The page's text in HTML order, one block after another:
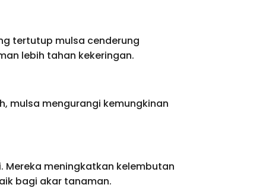
tertutup mulsa cenderung
lebih tahan kekeringan.
mulsa mengurangi kemungkinan
meningkatkan kelembutan
bagi akar tanaman.